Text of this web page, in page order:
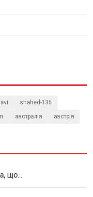
shahed-136
австралія австрія
що...